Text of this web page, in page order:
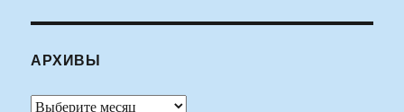
АРХИВЫ
Архивы